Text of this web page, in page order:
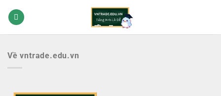
qua
Về vntrade.edu.vn